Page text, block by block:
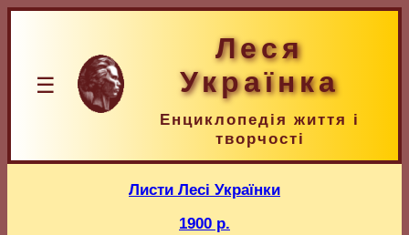
☰
Леся
Українка
Енциклопедія життя і
творчості
Листи Лесі Українки
1900 р.